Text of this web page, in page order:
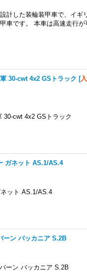
計した装輪装甲車で、イギ
車です。 本車は高速走行
30-cwt 4x2 GSトラック [
30-cwt 4x2 GSトラック
ガネット AS.1/AS.4
ット AS.1/AS.4
ーン バッカニア S.2B
ーン バッカニア S.2B